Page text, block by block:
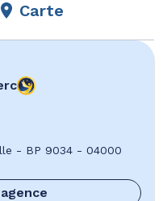
Carte
- BP 9034 - 04000